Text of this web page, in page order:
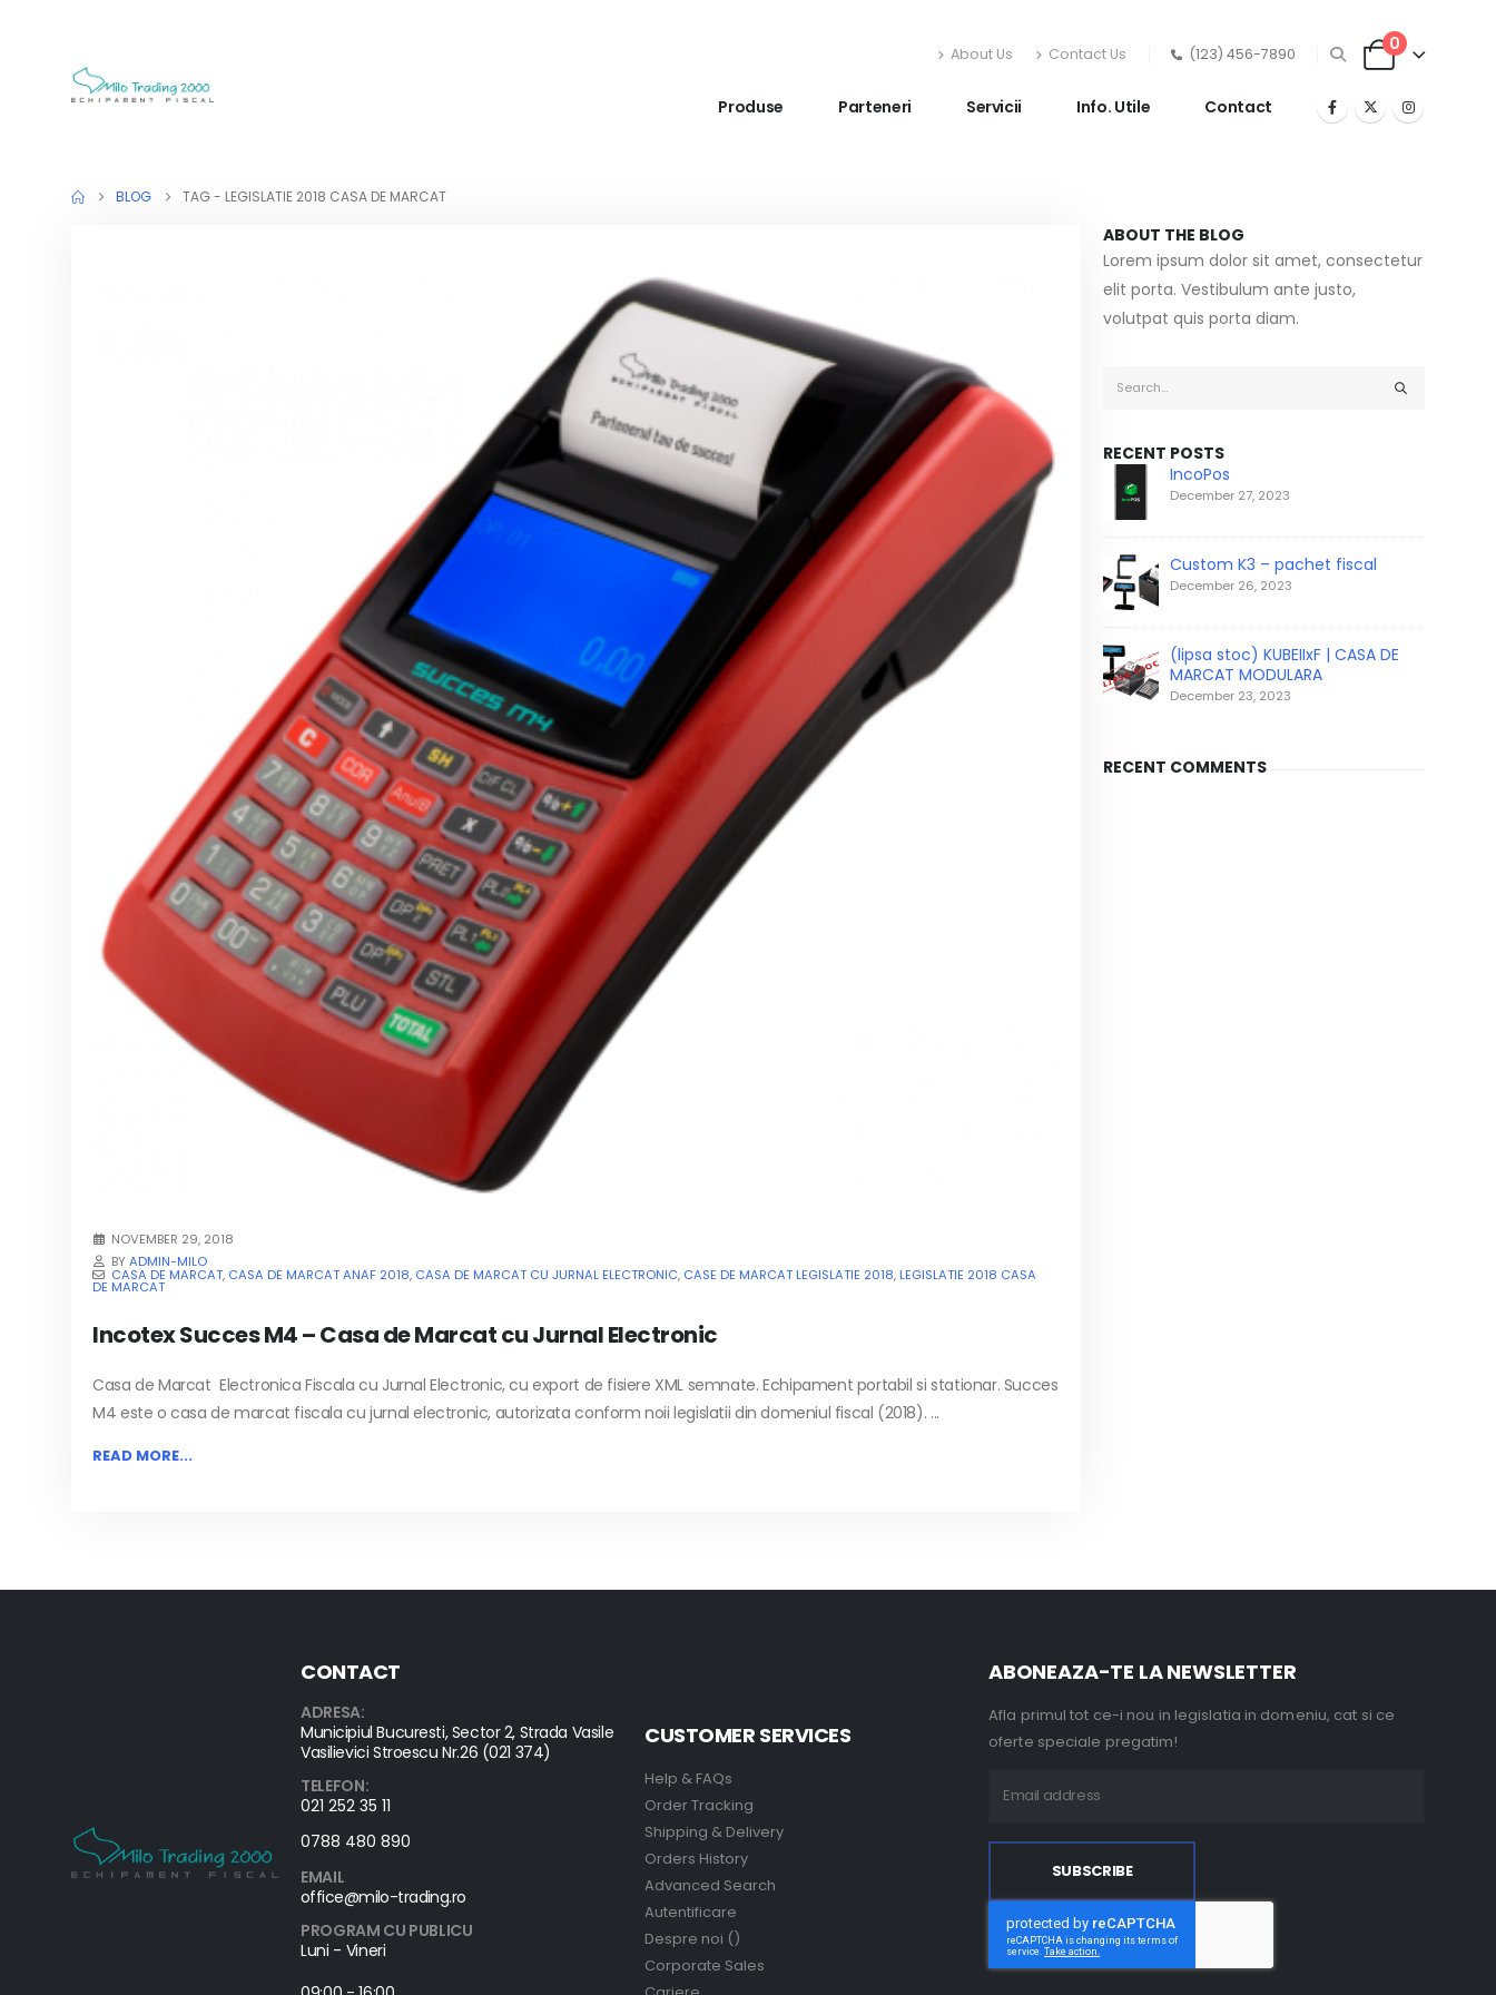
About Us Contact Us (123) 456-7890 0
Produse Parteneri Servicii Info. Utile Contact
BLOG TAG - LEGISLATIE 2018 CASA DE MARCAT
NOVEMBER 29, 2018
BYADMIN-MILO
CASA DE MARCAT, CASA DE MARCAT ANAF 2018, CASA DE MARCAT CU JURNAL ELECTRONIC, CASE DE MARCAT LEGISLATIE 2018, LEGISLATIE 2018 CASA
DE MARCAT
Incotex Succes M4 – Casa de Marcat cu Jurnal Electronic
Casa de Marcat Electronica Fiscala cu Jurnal Electronic, cu export de fisiere XML semnate. Echipament portabil si stationar. Succes
M4 este o casa de marcat fiscala cu jurnal electronic, autorizata conform noii legislatii din domeniul fiscal (2018). ...
READ MORE...
ABOUT THE BLOG
Lorem ipsum dolor sit amet, consectetur
elit porta. Vestibulum ante justo,
volutpat quis porta diam.
RECENT POSTS
IncoPos
December 27, 2023
Custom K3 – pachet fiscal
December 26, 2023
(lipsa stoc) KUBEIIxF | CASA DE
MARCAT MODULARA
December 23, 2023
RECENT COMMENTS
CONTACT
ADRESA:
Municipiul Bucuresti, Sector 2, Strada Vasile
Vasilievici Stroescu Nr.26 (021 374)
TELEFON:
021 252 35 11
0788 480 890
EMAIL
office@milo-trading.ro
PROGRAM CU PUBLICU
Luni - Vineri
CUSTOMER SERVICES
Help & FAQs
Order Tracking
Shipping & Delivery
Orders History
Advanced Search
Autentificare
Despre noi ()
Corporate Sales
ABONEAZA-TE LA NEWSLETTER
Afla primul tot ce-i nou in legislatia in domeniu, cat si ce
oferte speciale pregatim!